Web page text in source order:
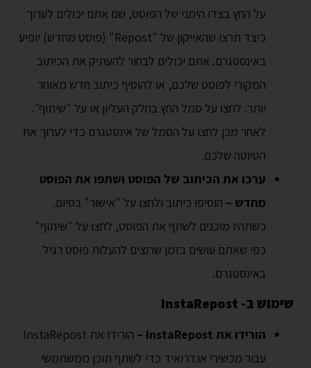
על החץ בצדו הימני של הפוסט, שם אתם יכולים לערוך
כיצד תרצו שהאייקון של "Repost" (פוסט מחדש) יופיע
באינסטגרם. אתם יכולים לבחור להעתיק את הכיתוב
המקורי לפוסט שלכם, או להוסיף כיתוב חדש מאוחר
יותר. לחצו על סמל החץ בחלק העליון או על "שיתוף".
לאחר מכן לחצו על הסמל של אינסטגרם כדי לערוך את
הטיוטה שלכם.
ערכו את הכיתוב של הפוסט ושתפו את הפוסט
מחדש – הוסיפו כיתוב ולחצו על "אישור" בסיום.
כשתהיו מוכנים לשתף את הפוסט, לחצו על "שיתוף"
כפי שאתם עושים בזמן שרוצים להעלות פוסט רגיל
באינסטגרם.
שימוש ב- InstaRepost
הורידו את InstaRepost –
הורידו את InstaRepost
עבור מכשירי אנדרואיד כדי לשתף תוכן ממשתמשי